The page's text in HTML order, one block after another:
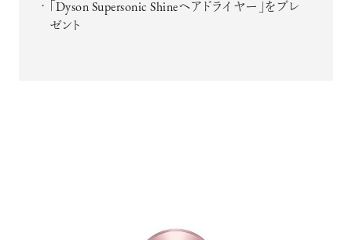
「Dyson Supersonic Shineヘアドライヤー」をプレ
ゼント